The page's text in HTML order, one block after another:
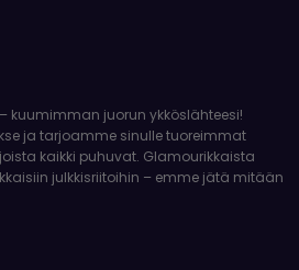
kuumimman juorun ykköslähteesi!
ja tarjoamme sinulle tuoreimmat
kaikki puhuvat. Glamourikkaista
julkkisriitoihin – emme jätä mitään